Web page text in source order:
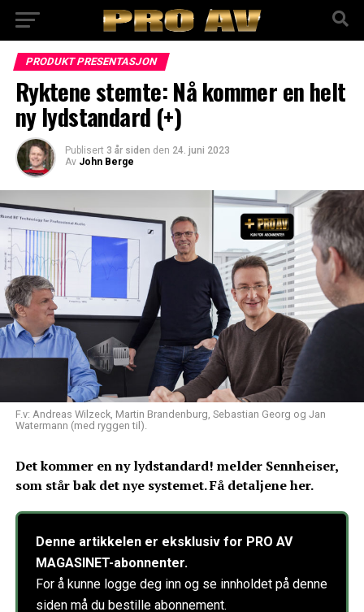
PRODUKT PRESENTASJON
Ryktene stemte: Nå kommer en helt
ny lydstandard (+)
Publisert 3 år siden den 24. juni 2023
Av John Berge
F.v: Andreas Wilzeck, Martin Brandenburg, Sebastian Georg og Jan
Watermann (med ryggen til).
Det kommer en ny lydstandard! melder Sennheiser,
som står bak det nye systemet. Få detaljene her.
Denne artikkelen er eksklusiv for PRO AV
MAGASINET-abonnenter.
For å kunne logge deg inn og se innholdet på denne
siden må du bestille abonnement.